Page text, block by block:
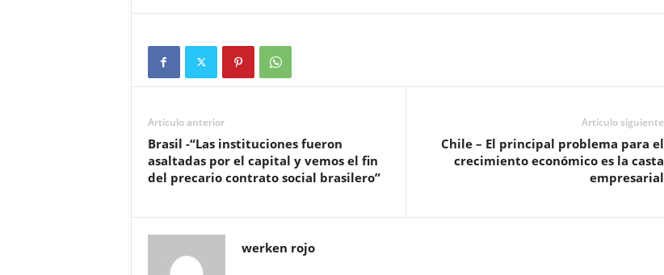
Artículo anterior
Brasil -“Las instituciones fueron
asaltadas por el capital y vemos el fin
del precario contrato social brasilero”
Artículo siguiente
Chile – El principal problema para el
crecimiento económico es la casta
empresarial
werken rojo